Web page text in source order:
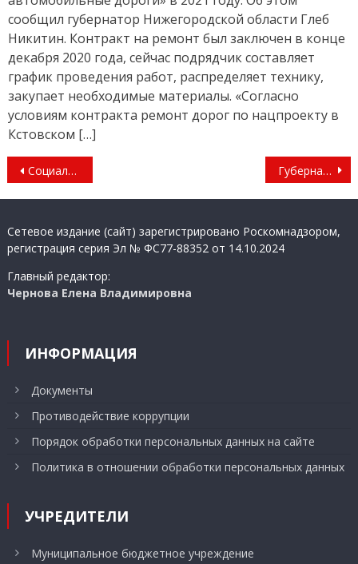
сообщил губернатор Нижегородской области Глеб
Никитин. Контракт на ремонт был заключен в конце
декабря 2020 года, сейчас подрядчик составляет
график проведения работ, распределяет технику,
закупает необходимые материалы. «Согласно
условиям контракта ремонт дорог по нацпроекту в
Кстовском […]
Навигация
по
Социальные предприниматели региона собрались на «Территории РИТМА» Губернатор пообещал содействовать внедрению робототехники в медицину
Сетевое издание (сайт) зарегистрировано Роскомнадзором,
регистрация серия Эл № ФС77-88352 от 14.10.2024
Главный редактор:
Чернова Елена Владимировна
ИНФОРМАЦИЯ
Документы
Противодействие коррупции
Порядок обработки персональных данных на сайте
Политика в отношении обработки персональных данных
УЧРЕДИТЕЛИ
Муниципальное бюджетное учреждение